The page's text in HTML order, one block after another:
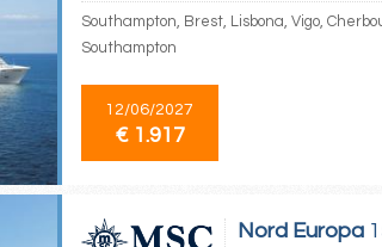
Southampton, Brest, Lisbona, Vigo,
Southampton
12/06/2027
€ 1.917
Nord Europa